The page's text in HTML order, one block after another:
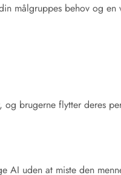
målgruppes behov og
brugerne flytter deres
AI uden at miste den